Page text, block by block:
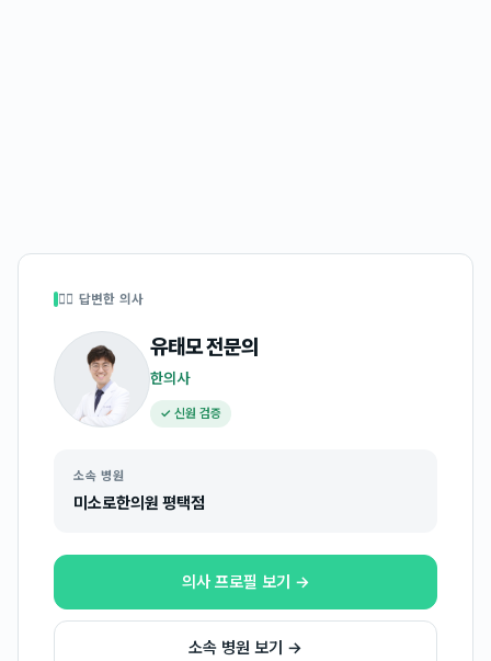
👩‍⚕️ 답변한 의사
유태모전문의
한의사
✓ 신원 검증
소속 병원
미소로한의원 평택점
의사 프로필 보기 →
소속 병원 보기 →